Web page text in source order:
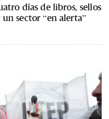
días de libros, sellos
sector “en alerta”